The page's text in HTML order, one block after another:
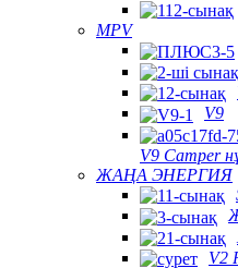
MPV
V9
V9 Camper
ЖАҢА ЭНЕРГИЯ
V2